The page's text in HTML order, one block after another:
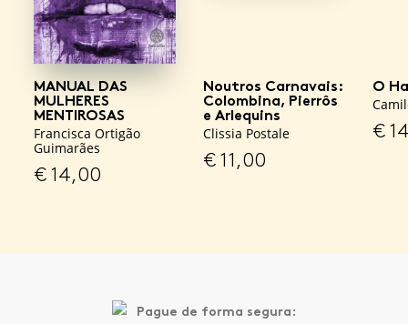
MANUAL DAS
MULHERES
MENTIROSAS
Francisca Ortigão
Guimarães
€14,00
Noutros Carnavais:
Colombina, Pierrôs
e Arlequins
Clissia Postale
€11,00
O
€
Pague de forma segura: